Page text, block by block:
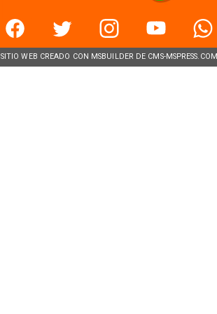
SITIO WEB CREADO CON MSBUILDER DE CMS-MSPRESS.COM